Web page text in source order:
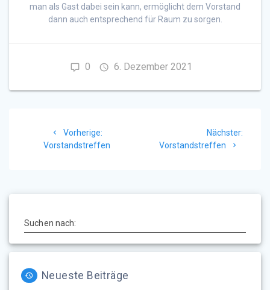
man als Gast dabei sein kann, ermöglicht dem Vorstand
dann auch entsprechend für Raum zu sorgen.
0 6. Dezember 2021
Vorherige:
Beitrag:
Vorstandstreffen
Nächster:
Vorstandstreffen
Suchen nach:
Neueste Beiträge